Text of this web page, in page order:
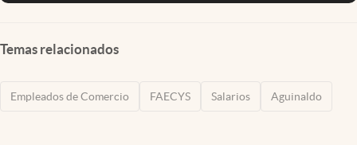
Temas relacionados
Empleados de Comercio FAECYS Salarios Aguinaldo